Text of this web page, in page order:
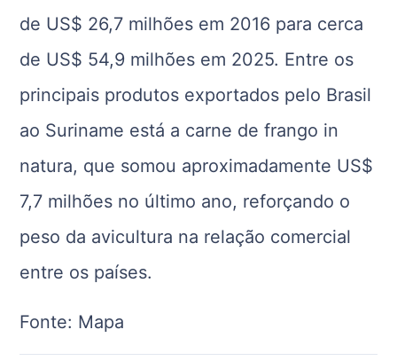
de US$ 26,7 milhões em 2016 para cerca
de US$ 54,9 milhões em 2025. Entre os
principais produtos exportados pelo Brasil
ao Suriname está a carne de frango in
natura, que somou aproximadamente US$
7,7 milhões no último ano, reforçando o
peso da avicultura na relação comercial
entre os países.
Fonte: Mapa